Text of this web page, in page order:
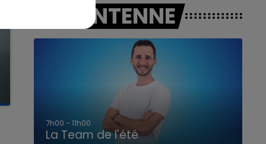
A L'ANTENNE
7h00 - 11h00
La Team de l'été